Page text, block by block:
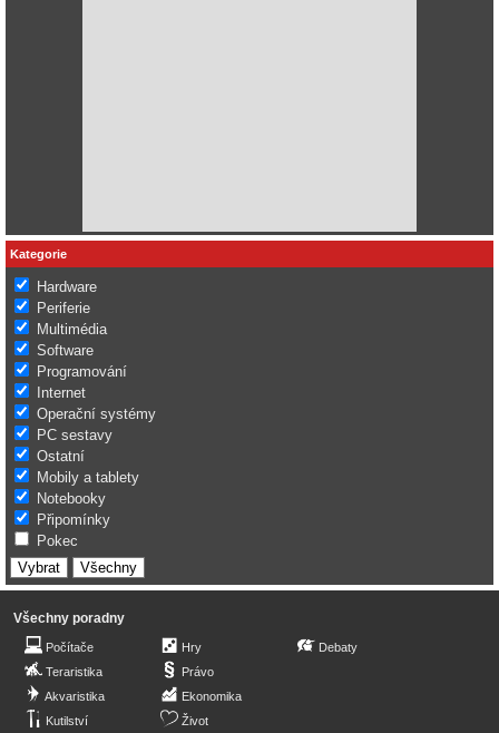
Kategorie
Hardware
Periferie
Multimédia
Software
Programování
Internet
Operační systémy
PC sestavy
Ostatní
Mobily a tablety
Notebooky
Připomínky
Pokec
Všechny poradny
Počítače
Teraristika
Akvaristika
Kutilství
Hry
Právo
Ekonomika
Život
Debaty